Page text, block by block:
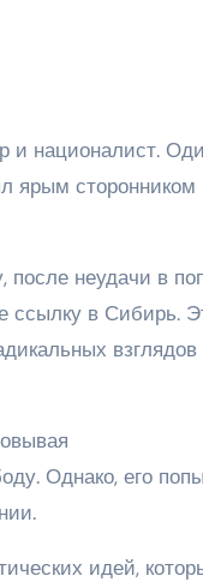
и националист.
ярым сторонником
после неудачи в
ссылку в Сибирь.
взглядов
Однако, его
идей,